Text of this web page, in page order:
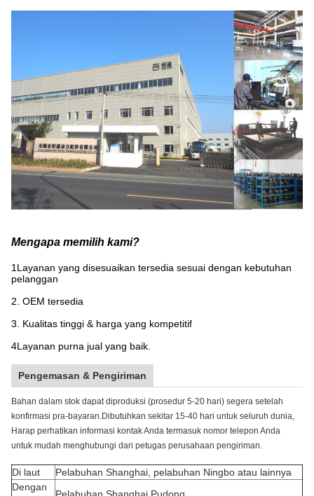
Mengapa memilih kami?
1Layanan yang disesuaikan tersedia sesuai dengan kebutuhan
pelanggan
2. OEM tersedia
3. Kualitas tinggi & harga yang kompetitif
4Layanan purna jual yang baik.
Pengemasan & Pengiriman
Bahan dalam stok dapat diproduksi (prosedur 5-20 hari) segera setelah
konfirmasi pra-bayaran.Dibutuhkan sekitar 15-40 hari untuk seluruh dunia,
Harap perhatikan informasi kontak Anda termasuk nomor telepon Anda
untuk mudah menghubungi dari petugas perusahaan pengiriman.
Di laut
Pelabuhan Shanghai, pelabuhan Ningbo atau lainnya
Dengan
Pelabuhan Shanghai Pudong